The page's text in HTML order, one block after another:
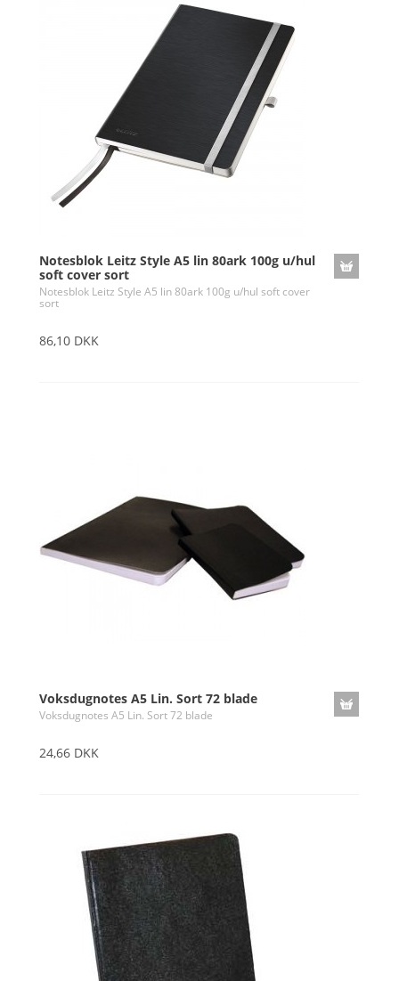
Notesblok Leitz Style A5 lin 80ark 100g u/hul
soft cover sort
Notesblok Leitz Style A5 lin 80ark 100g u/hul soft cover
sort
86,10 DKK
Voksdugnotes A5 Lin. Sort 72 blade
Voksdugnotes A5 Lin. Sort 72 blade
24,66 DKK